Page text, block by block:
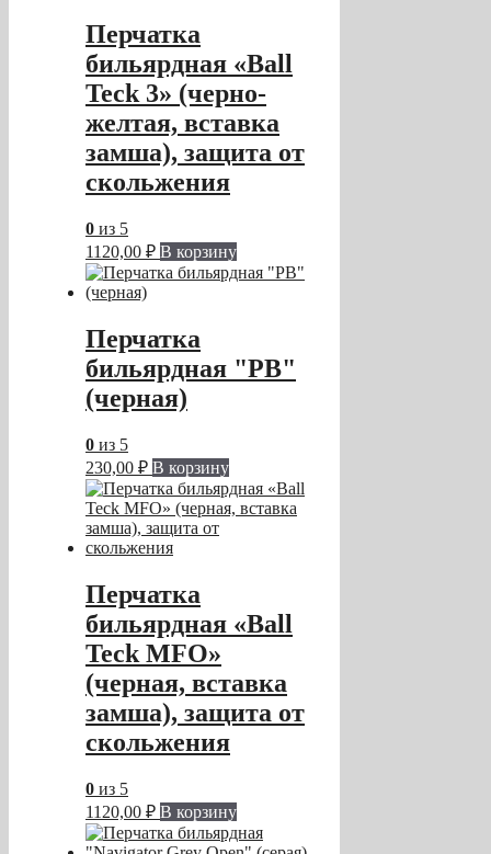
Перчатка
бильярдная «Ball
Teck 3» (черно-
желтая, вставка
замша), защита от
скольжения
0 из 5
1120,00 ₽ В корзину
Перчатка
бильярдная "PB"
(черная)
0 из 5
230,00 ₽ В корзину
Перчатка
бильярдная «Ball
Teck MFO»
(черная, вставка
замша), защита от
скольжения
0 из 5
1120,00 ₽ В корзину